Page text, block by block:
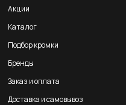
Акции
Каталог
Подбор кромки
Бренды
Заказ и оплата
Доставка и самовывоз